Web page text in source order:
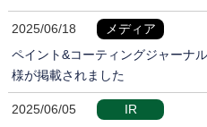
2025/06/18
メディア
ペイント&コーティングジャーナ
様が掲載されました
2025/06/05
IR